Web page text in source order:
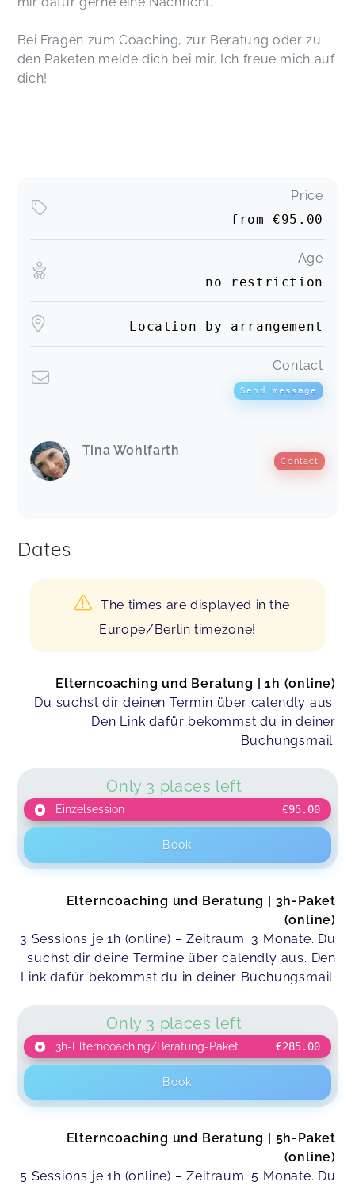
Bei Fragen zum Coaching, zur Beratung oder zu
den Paketen melde dich bei mir. Ich freue mich auf
dich!
Price
from€95.00
Age
no restriction
Location by arrangement
Contact
Send message
Tina Wohlfarth
Contact
Dates
The times are displayed in the
Europe/Berlin timezone!
Elterncoaching und Beratung | 1h (online)
Du suchst dir deinen Termin über calendly aus.
Den Link dafür bekommst du in deiner
Buchungsmail.
Only 3 places left
Einzelsession €95.00
Book
Elterncoaching und Beratung | 3h-Paket
(online)
3 Sessions je 1h (online) – Zeitraum: 3 Monate. Du
suchst dir deine Termine über calendly aus. Den
Link dafür bekommst du in deiner Buchungsmail.
Only 3 places left
3h-Elterncoaching/Beratung-Paket €285.00
Book
Elterncoaching und Beratung | 5h-Paket
(online)
5 Sessions je 1h (online) – Zeitraum: 5 Monate. Du